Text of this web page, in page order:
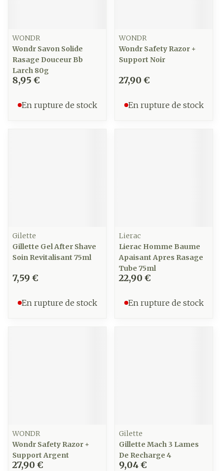
WONDR
Wondr Savon Solide
Rasage Douceur Bb
Larch 80g
8,95 €
En rupture de stock
WONDR
Wondr Safety Razor +
Support Noir
27,90 €
En rupture de stock
Gilette
Gillette Gel After Shave
Soin Revitalisant 75ml
7,59 €
En rupture de stock
Lierac
Lierac Homme Baume
Apaisant Apres Rasage
Tube 75ml
22,90 €
En rupture de stock
WONDR
Wondr Safety Razor +
Support Argent
27,90 €
Gilette
Gillette Mach 3 Lames
De Recharge 4
9,04 €